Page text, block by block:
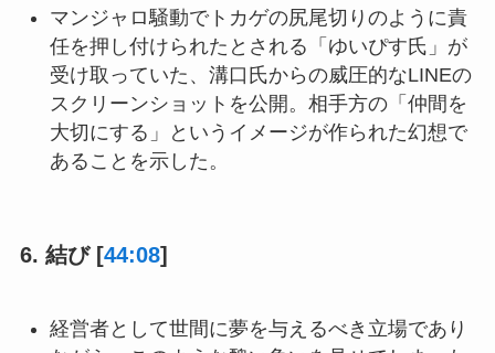
マンジャロ騒動でトカゲの尻尾切りのように責
任を押し付けられたとされる「ゆいぴす氏」が
受け取っていた、溝口氏からの威圧的なLINEの
スクリーンショットを公開。相手方の「仲間を
大切にする」というイメージが作られた幻想で
あることを示した。
6. 結び [44:08]
経営者として世間に夢を与えるべき立場であり